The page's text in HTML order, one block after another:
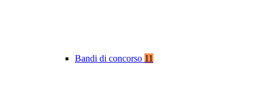
Bandi di concorso 11